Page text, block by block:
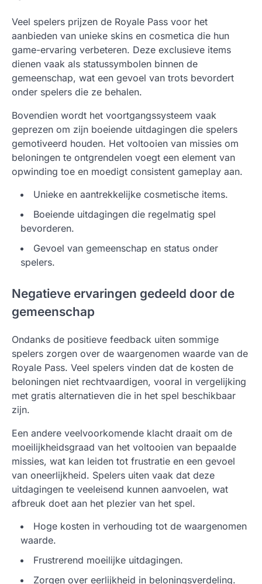
Veel spelers prijzen de Royale Pass voor het
aanbieden van unieke skins en cosmetica die hun
game-ervaring verbeteren. Deze exclusieve items
dienen vaak als statussymbolen binnen de
gemeenschap, wat een gevoel van trots bevordert
onder spelers die ze behalen.
Bovendien wordt het voortgangssysteem vaak
geprezen om zijn boeiende uitdagingen die spelers
gemotiveerd houden. Het voltooien van missies om
beloningen te ontgrendelen voegt een element van
opwinding toe en moedigt consistent gameplay aan.
Unieke en aantrekkelijke cosmetische items.
Boeiende uitdagingen die regelmatig spel
bevorderen.
Gevoel van gemeenschap en status onder
spelers.
Negatieve ervaringen gedeeld door de
gemeenschap
Ondanks de positieve feedback uiten sommige
spelers zorgen over de waargenomen waarde van de
Royale Pass. Veel spelers vinden dat de kosten de
beloningen niet rechtvaardigen, vooral in vergelijking
met gratis alternatieven die in het spel beschikbaar
zijn.
Een andere veelvoorkomende klacht draait om de
moeilijkheidsgraad van het voltooien van bepaalde
missies, wat kan leiden tot frustratie en een gevoel
van oneerlijkheid. Spelers uiten vaak dat deze
uitdagingen te veeleisend kunnen aanvoelen, wat
afbreuk doet aan het plezier van het spel.
Hoge kosten in verhouding tot de waargenomen
waarde.
Frustrerend moeilijke uitdagingen.
Zorgen over eerlijkheid in beloningsverdeling.